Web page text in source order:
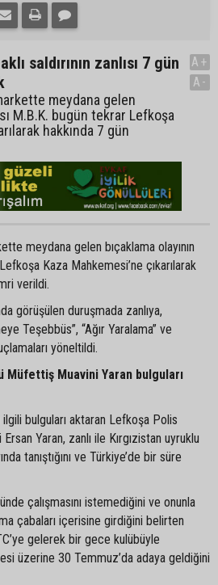
saldırının zanlısı 7 gün
meydana gelen
M.B.K. bugün tekrar Lefkoşa
hakkında 7 gün
A+
A-
meydana gelen bıçaklama olayının
Kaza Mahkemesi’ne çıkarılarak
verildi.
görüşülen duruşmada zanlıya,
Teşebbüs”, “Ağır Yaralama” ve
yöneltildi.
Müfettiş Muavini Yaran bulguları
bulguları aktaran Lefkoşa Polis
Yaran, zanlı ile Kırgızistan uyruklu
tanıştığını ve Türkiye’de bir süre
çalışmasını istemediğini ve onunla
çabaları içerisine girdiğini belirten
gelerek bir gece kulübüyle
üzerine 30 Temmuz’da adaya geldiğini